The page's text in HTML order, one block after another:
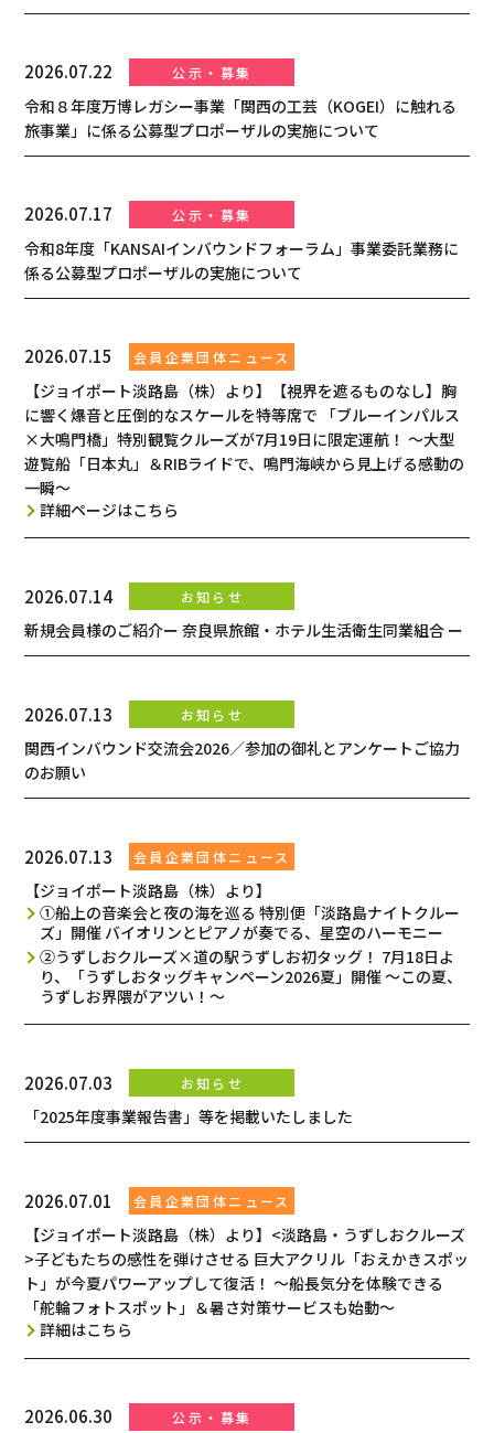
2026.07.22
令和８年度万博レガシー事業「関西の工芸（KOGEI）に触れる
旅事業」に係る公募型プロポーザルの実施について
2026.07.17
令和8年度「KANSAIインバウンドフォーラム」事業委託業務に
係る公募型プロポーザルの実施について
2026.07.15
【ジョイポート淡路島（株）より】【視界を遮るものなし】胸
に響く爆音と圧倒的なスケールを特等席で 「ブルーインパルス
×大鳴門橋」特別観覧クルーズが7月19日に限定運航！ ～大型
遊覧船「日本丸」＆RIBライドで、鳴門海峡から見上げる感動の
一瞬～
詳細ページはこちら
2026.07.14
新規会員様のご紹介ー 奈良県旅館・ホテル生活衛生同業組合 ー
2026.07.13
関西インバウンド交流会2026／参加の御礼とアンケートご協力
のお願い
2026.07.13
【ジョイポート淡路島（株）より】
①船上の音楽会と夜の海を巡る 特別便「淡路島ナイトクルー
ズ」開催 バイオリンとピアノが奏でる、星空のハーモニー
②うずしおクルーズ×道の駅うずしお初タッグ！ 7月18日よ
り、「うずしおタッグキャンペーン2026夏」開催 ～この夏、
うずしお界隈がアツい！～
2026.07.03
「2025年度事業報告書」等を掲載いたしました
2026.07.01
【ジョイポート淡路島（株）より】<淡路島・うずしおクルーズ
>子どもたちの感性を弾けさせる 巨大アクリル「おえかきスポッ
ト」が今夏パワーアップして復活！ ～船長気分を体験できる
「舵輪フォトスポット」＆暑さ対策サービスも始動～
詳細はこちら
2026.06.30